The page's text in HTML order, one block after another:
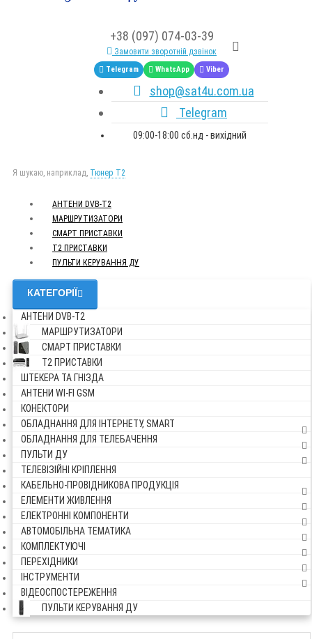
+38 (097) 074-03-39
Замовити зворотній дзвінок
Telegram WhatsApp Viber
shop@sat4u.com.ua
Telegram
09:00-18:00 сб.нд - вихідний
Я шукаю, наприклад, Тюнер T2
АНТЕНИ DVB-Т2
МАРШРУТИЗАТОРИ
СМАРТ ПРИСТАВКИ
Т2 ПРИСТАВКИ
ПУЛЬТИ КЕРУВАННЯ ДУ
КАТЕГОРІЇ
АНТЕНИ DVB-Т2
МАРШРУТИЗАТОРИ
СМАРТ ПРИСТАВКИ
Т2 ПРИСТАВКИ
ШТЕКЕРА ТА ГНІЗДА
АНТЕНИ WI-FI GSM
КОНЕКТОРИ
ОБЛАДНАННЯ ДЛЯ ІНТЕРНЕТУ, SMART
ОБЛАДНАННЯ ДЛЯ ТЕЛЕБАЧЕННЯ
ПУЛЬТИ ДУ
ТЕЛЕВІЗІЙНІ КРІПЛЕННЯ
КАБЕЛЬНО-ПРОВІДНИКОВА ПРОДУКЦІЯ
ЕЛЕМЕНТИ ЖИВЛЕННЯ
ЕЛЕКТРОННІ КОМПОНЕНТИ
АВТОМОБІЛЬНА ТЕМАТИКА
КОМПЛЕКТУЮЧІ
ПЕРЕХІДНИКИ
ІНСТРУМЕНТИ
ВІДЕОСПОСТЕРЕЖЕННЯ
ПУЛЬТИ КЕРУВАННЯ ДУ